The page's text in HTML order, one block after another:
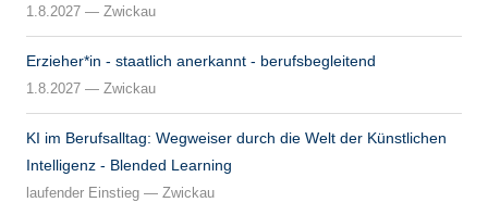
1.8.2027 — Zwickau
Erzieher*in - staatlich anerkannt - berufsbegleitend
1.8.2027 — Zwickau
KI im Berufsalltag: Wegweiser durch die Welt der Künstlichen
Intelligenz - Blended Learning
laufender Einstieg — Zwickau